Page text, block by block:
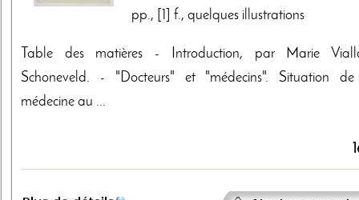
pp., [1] f., quelques illustrations
Table des matières - Introduction, par Marie
Schoneveld. - "Docteurs" et "médecins". Situation
médecine au ...